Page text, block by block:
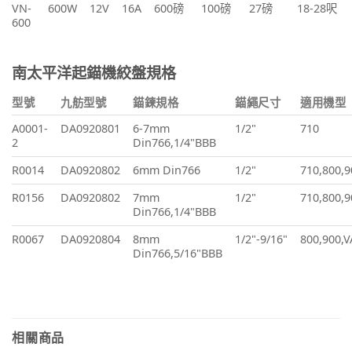
VN-
600
600W 12V 16A 600磅 100磅 27磅 18-28呎
南太平洋起錨機絞盤規格
型號 九舫型號 錨鍊規格 錨繩尺寸
適用機型
A0001-
2
DA0920801
6-7mm
Din766,1/4"BBB
1/2" 710
R0014 DA0920802 6mm Din766 1/2"
R0156
DA0920802
7mm
Din766,1/4"BBB
1/2"
R0067 DA0920804
8mm
Din766,5/16"BBB
1/2"-9/16"
相關商品